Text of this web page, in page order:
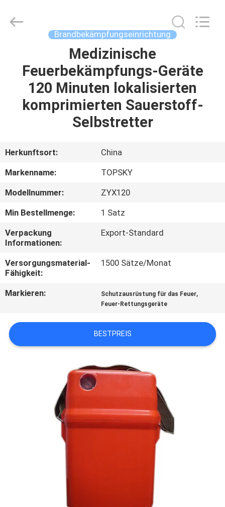
PRODUKTE
FABRIK-
QUALITÄTSKONTROLLE
TRETEN
SIE
MIT
UNS
VERBINDUNG
Century Holding Co.,Ltd.
Brandbekämpfungseinrichtung
Medizinische
Feuerbekämpfungs-Geräte
120 Minuten lokalisierten
komprimierten Sauerstoff-
Selbstretter
Herkunftsort:
China
Markenname:
TOPSKY
Modellnummer:
ZYX120
Min Bestellmenge:
1 Satz
Verpackung
Informationen:
Export-Standard
Versorgungsmaterial-
Fähigkeit:
1500 Sätze/Monat
Markieren: Schutzausrüstung für das Feuer,
Feuer-Rettungsgeräte
BESTPREIS